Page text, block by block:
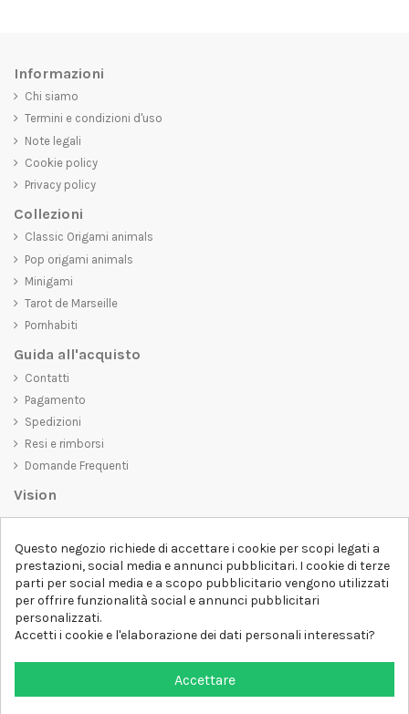
Informazioni
Chi siamo
Termini e condizioni d'uso
Note legali
Cookie policy
Privacy policy
Collezioni
Classic Origami animals
Pop origami animals
Minigami
Tarot de Marseille
Pornhabiti
Guida all'acquisto
Contatti
Pagamento
Spedizioni
Resi e rimborsi
Domande Frequenti
Vision
belli da vedere, ma che trasmettano anche un messaggio importante.
Che siate alla ricerca di una t-shirt unica e di tendenza, di una felpa
comoda e accogliente o di un accessorio esclusivo,D-SHIRTha
qualcosa per tutti.
Follow us
Questo negozio richiede di accettare i cookie per scopi legati a
prestazioni, social media e annunci pubblicitari. I cookie di terze
parti per social media e a scopo pubblicitario vengono utilizzati
per offrire funzionalità social e annunci pubblicitari
personalizzati.
Accetti i cookie e l'elaborazione dei dati personali interessati?
Accettare